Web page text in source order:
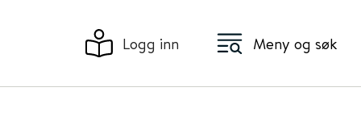
Logg inn Meny og søk